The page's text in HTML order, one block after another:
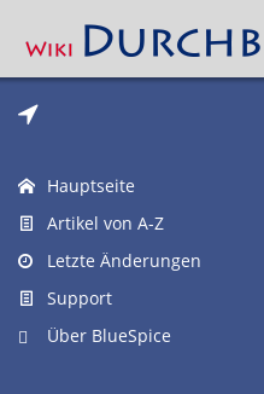
Hauptseite
Artikel von A-Z
Letzte Änderungen
Support
Über BlueSpice